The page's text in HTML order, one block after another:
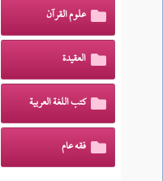
علوم القرآن
العقيدة
كتب اللغة العربية
فقه عام